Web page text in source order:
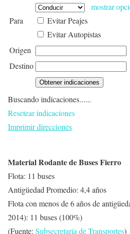
Para
mostrar
Evitar Peajes
Evitar Autopistas
Origen
Destino
Buscando indicaciones......
Resetear indicaciones
Imprimir direcciones
Material Rodante de Buses Fierro
Flota: 11 buses
Antigüedad Promedio: 4,4 años
Flota con menos de 6 años de
2014): 11 buses (100%)
(Fuente: Subsecretaría de Transportes)